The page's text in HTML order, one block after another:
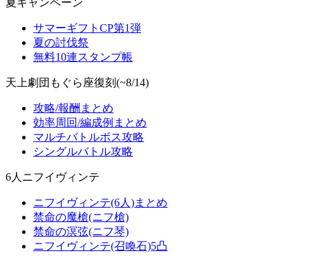
夏キャンペーン
サマーギフトCP第1弾
夏の討伐祭
無料10連スタンプ帳
天上劇団もぐら座復刻(~8/14)
攻略/報酬まとめ
効率周回/編成例まとめ
マルチバトルボス攻略
シングルバトル攻略
6人ニフイヴィンテ
ニフイヴィンテ(6人)まとめ
禁命の魔槍(ニフ槍)
禁命の溟弦(ニフ琴)
ニフイヴィンテ(召喚石)5凸